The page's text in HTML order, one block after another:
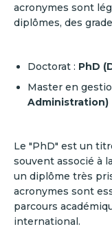
acronymes sont
diplômes, des
Doctorat : PhD
Master en
Administration)
Le "PhD" est un
souvent associé à
un diplôme très
acronymes sont
parcours
international.